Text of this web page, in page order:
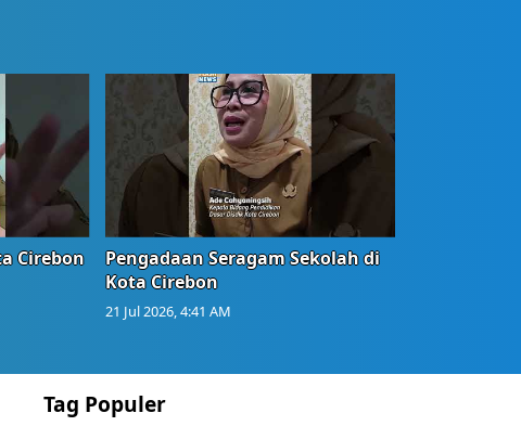
Cirebon
Pengadaan Seragam Sekolah di
Kota Cirebon
21 Jul 2026, 4:41 AM
Tag Populer